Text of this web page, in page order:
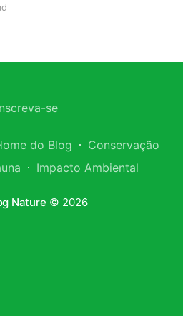
hoje, o tráfico
se
do Blog
Conservação
Impacto Ambiental
Nature © 2026